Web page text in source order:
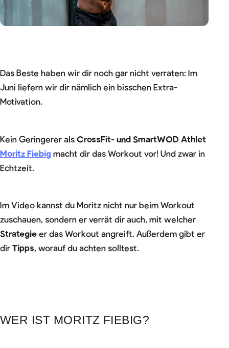
Das Beste haben wir dir noch gar nicht verraten: Im
Juni liefern wir dir nämlich ein bisschen Extra-
Motivation.
Kein Geringerer als CrossFit- und SmartWOD Athlet
Moritz Fiebig macht dir das Workout vor! Und zwar in
Echtzeit.
Im Video kannst du Moritz nicht nur beim Workout
zuschauen, sondern er verrät dir auch, mit welcher
Strategie er das Workout angreift. Außerdem gibt er
dir Tipps, worauf du achten solltest.
WER IST MORITZ FIEBIG?